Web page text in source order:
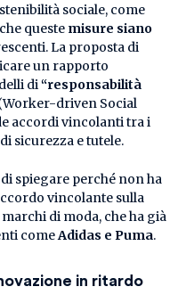
sociale, come
queste misure siano
La proposta di
un rapporto
di“responsabilità
driven Social
accordi vincolanti tra i
sicurezza e tutele.
spiegare perché non ha
vincolante sulla
di moda, che ha già
comeAdidas e Puma.
in ritardo